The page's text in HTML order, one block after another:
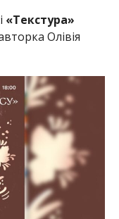
«Текстура»
Олівія